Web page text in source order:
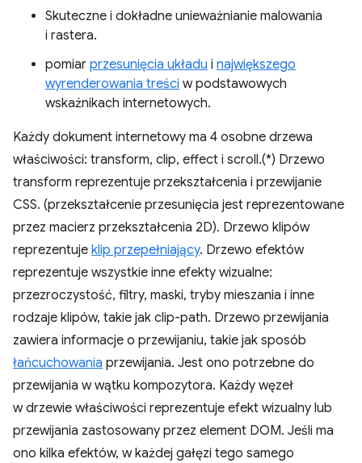
Skuteczne i dokładne unieważnianie malowania
i rastera.
pomiar przesunięcia układu i największego
wyrenderowania treści w podstawowych
wskaźnikach internetowych.
Każdy dokument internetowy ma 4 osobne drzewa
właściwości: transform, clip, effect i scroll.(*) Drzewo
transform reprezentuje przekształcenia i przewijanie
CSS. (przekształcenie przesunięcia jest reprezentowane
przez macierz przekształcenia 2D). Drzewo klipów
reprezentuje klip przepełniający. Drzewo efektów
reprezentuje wszystkie inne efekty wizualne:
przezroczystość, filtry, maski, tryby mieszania i inne
rodzaje klipów, takie jak clip-path. Drzewo przewijania
zawiera informacje o przewijaniu, takie jak sposób
łańcuchowania przewijania. Jest ono potrzebne do
przewijania w wątku kompozytora. Każdy węzeł
w drzewie właściwości reprezentuje efekt wizualny lub
przewijania zastosowany przez element DOM. Jeśli ma
ono kilka efektów, w każdej gałęzi tego samego